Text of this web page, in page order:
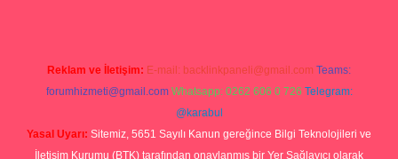
Reklam ve İletişim: E-mail: backlinkpaneli@gmail.com Teams:
forumhizmeti@gmail.com Whatsapp: 0262 606 0 726 Telegram:
@karabul
Yasal Uyarı: Sitemiz, 5651 Sayılı Kanun gereğince Bilgi Teknolojileri ve
İletişim Kurumu (BTK) tarafından onaylanmış bir Yer Sağlayıcı olarak